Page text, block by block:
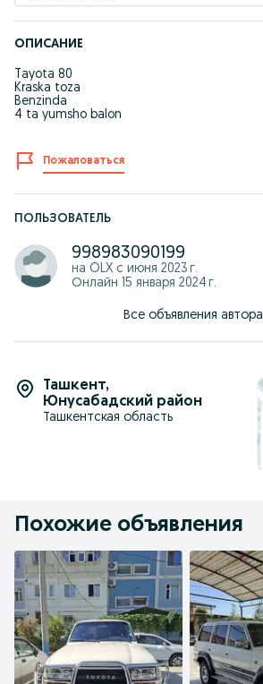
ОПИСАНИЕ
Tayota 80
Kraska toza
Benzinda
4 ta yumsho balon
Пожаловаться
ПОЛЬЗОВАТЕЛЬ
998983090199
на OLX с июня 2023 г.
Онлайн 15 января 2024 г.
Все объявления автора
Ташкент,
Юнусабадский район
Ташкентская область
Похожие объявления